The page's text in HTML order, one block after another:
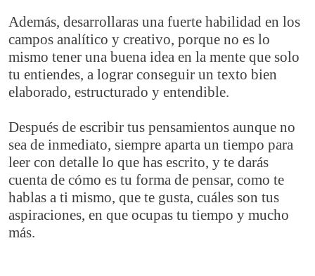
Además, desarrollaras una fuerte habilidad en los
campos analítico y creativo, porque no es lo
mismo tener una buena idea en la mente que solo
tu entiendes, a lograr conseguir un texto bien
elaborado, estructurado y entendible.
Después de escribir tus pensamientos aunque no
sea de inmediato, siempre aparta un tiempo para
leer con detalle lo que has escrito, y te darás
cuenta de cómo es tu forma de pensar, como te
hablas a ti mismo, que te gusta, cuáles son tus
aspiraciones, en que ocupas tu tiempo y mucho
más.